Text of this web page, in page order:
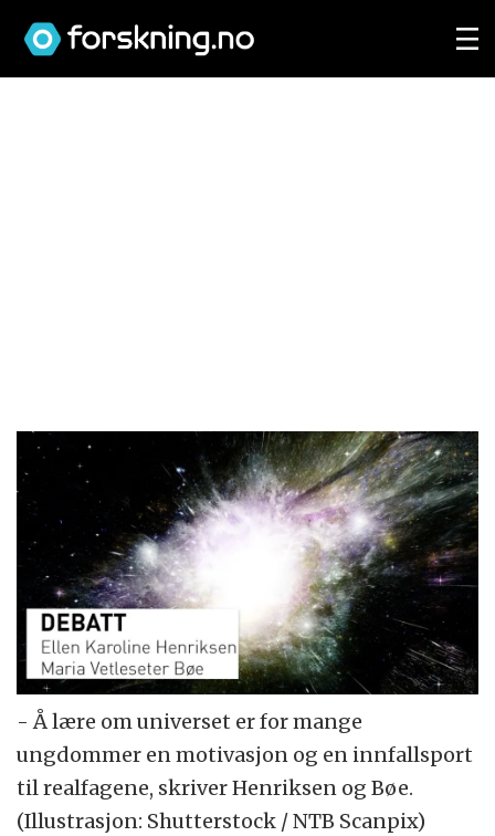
- Å lære om universet er for mange
ungdommer en motivasjon og en innfallsport
til realfagene, skriver Henriksen og Bøe.
(Illustrasjon: Shutterstock / NTB Scanpix)